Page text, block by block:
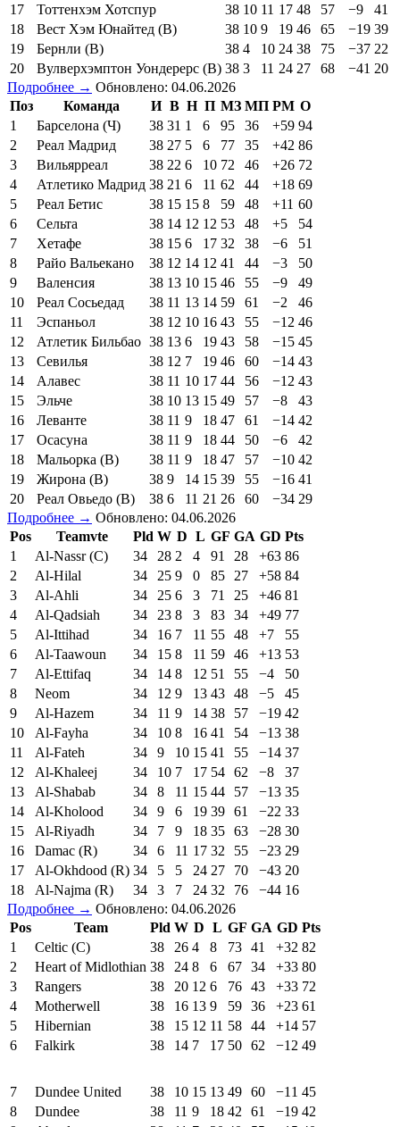
17
Тоттенхэм Хотспур 38 10 11 17 48 57 −9
41
18
Вест Хэм Юнайтед (В) 38 10 9 19 46 65 −19 39
19
Бернли (В) 38 4 10 24 38 75 −37 22
20
Вулверхэмптон Уондерерс (В) 38 3 11 24 27 68 −41 20
Подробнее → Обновлено: 04.06.2026
Поз
Команда И В Н П МЗ МП РМ О
1
Барселона (Ч) 38 31 1 6 95 36 +59 94
2
Реал Мадрид 38 27 5 6 77 35 +42 86
3
Вильярреал 38 22 6 10 72 46 +26 72
4
Атлетико Мадрид 38 21 6 11 62 44 +18 69
5
Реал Бетис 38 15 15 8 59 48 +11 60
6
Сельта 38 14 12 12 53 48 +5
54
7
Хетафе 38 15 6 17 32 38 −6
51
8
Райо Вальекано 38 12 14 12 41 44 −3
50
9
Валенсия 38 13 10 15 46 55 −9
49
10
Реал Сосьедад 38 11 13 14 59 61 −2
46
11
Эспаньол 38 12 10 16 43 55 −12 46
12
Атлетик Бильбао 38 13 6 19 43 58 −15 45
13
Севилья 38 12 7 19 46 60 −14 43
14
Алавес 38 11 10 17 44 56 −12 43
15
Эльче 38 10 13 15 49 57 −8
43
16
Леванте 38 11 9 18 47 61 −14 42
17
Осасуна 38 11 9 18 44 50 −6
42
18
Мальорка (В) 38 11 9 18 47 57 −10 42
19
Жирона (В) 38 9 14 15 39 55 −16 41
20
Реал Овьедо (В) 38 6 11 21 26 60 −34 29
Подробнее → Обновлено: 04.06.2026
Pos
Teamvte Pld W D L GF GA GD Pts
1
Al-Nassr (C) 34 28 2 4 91 28 +63 86
2
Al-Hilal 34 25 9 0 85 27 +58 84
3
Al-Ahli 34 25 6 3 71 25 +46 81
4
Al-Qadsiah 34 23 8 3 83 34 +49 77
5
Al-Ittihad 34 16 7 11 55 48 +7
55
6
Al-Taawoun 34 15 8 11 59 46 +13 53
7
Al-Ettifaq 34 14 8 12 51 55 −4
50
8
Neom 34 12 9 13 43 48 −5
45
9
Al-Hazem 34 11 9 14 38 57 −19 42
10
Al-Fayha 34 10 8 16 41 54 −13 38
11
Al-Fateh 34 9 10 15 41 55 −14 37
12
Al-Khaleej 34 10 7 17 54 62 −8
37
13
Al-Shabab 34 8 11 15 44 57 −13 35
14
Al-Kholood 34 9 6 19 39 61 −22 33
15
Al-Riyadh 34 7 9 18 35 63 −28 30
16
Damac (R) 34 6 11 17 32 55 −23 29
17
Al-Okhdood (R) 34 5 5 24 27 70 −43 20
18
Al-Najma (R) 34 3 7 24 32 76 −44 16
Подробнее → Обновлено: 04.06.2026
Pos
Team Pld W D L GF GA GD Pts
1
Celtic (C) 38 26 4 8 73 41 +32 82
2
Heart of Midlothian 38 24 8 6 67 34 +33 80
3
Rangers 38 20 12 6 76 43 +33 72
4
Motherwell 38 16 13 9 59 36 +23 61
5
Hibernian 38 15 12 11 58 44 +14 57
6
Falkirk 38 14 7 17 50 62 −12 49
7 Dundee United 38 10 15 13 49 60 −11 45
8
Dundee 38 11 9 18 42 61 −19 42